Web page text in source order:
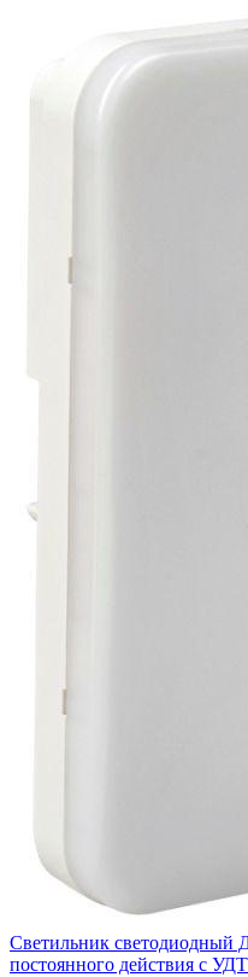
Светильник светодиодный
постоянного действия с